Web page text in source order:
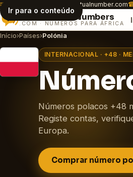
Ir para o conteúdo
✉ customer.care@africavirtualnumber.com
Numbers
.COM · NÚMEROS PARA ÁFRICA
Início›Países›Polónia
INTERNACIONAL · +48 ·
Números polacos +48
Registe contas,
Europa.
Comprar número